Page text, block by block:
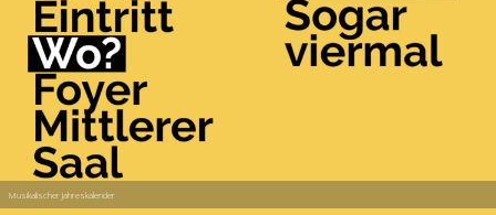
Musikalischer Jahreskalender